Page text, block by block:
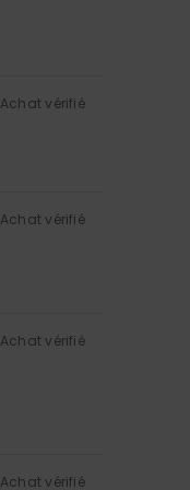
Achat vérifié
Achat vérifié
Achat vérifié
Achat vérifié